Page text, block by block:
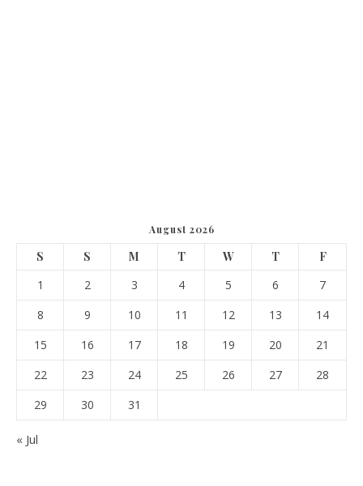
August 2026
S S M T W T
F
1
2 3 4 5 6
7
8
9 10 11 12 13
14
15
16 17 18 19 20
21
22
23 24 25 26 27
28
29
30 31
« Jul